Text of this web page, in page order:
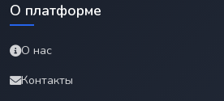
О платформе
О нас
Контакты